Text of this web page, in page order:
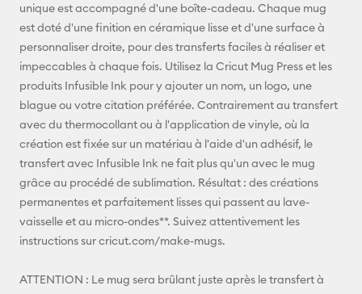
Facebook
X
unique est accompagné d'une boîte-cadeau. Chaque mug
est doté d'une finition en céramique lisse et d'une surface à
personnaliser droite, pour des transferts faciles à réaliser et
impeccables à chaque fois. Utilisez la Cricut Mug Press et les
produits Infusible Ink pour y ajouter un nom, un logo, une
blague ou votre citation préférée. Contrairement au transfert
avec du thermocollant ou à l'application de vinyle, où la
création est fixée sur un matériau à l'aide d'un adhésif, le
transfert avec Infusible Ink ne fait plus qu'un avec le mug
grâce au procédé de sublimation. Résultat : des créations
permanentes et parfaitement lisses qui passent au lave-
vaisselle et au micro-ondes**. Suivez attentivement les
instructions sur cricut.com/make-mugs.
ATTENTION : Le mug sera brûlant juste après le transfert à